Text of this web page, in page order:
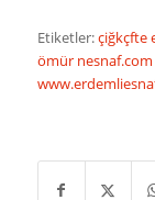
Etiketler:çiğkçfte
ömür nesnaf.com